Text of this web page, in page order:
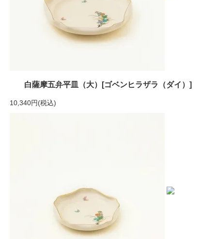
白薩摩五弁平皿（大）[ゴベンヒラザラ（ダイ）]
10,340円(税込)